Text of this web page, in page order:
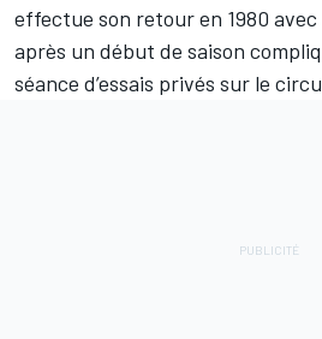
effectue son retour en 1980 avec
après un début de saison
séance d’essais privés sur le